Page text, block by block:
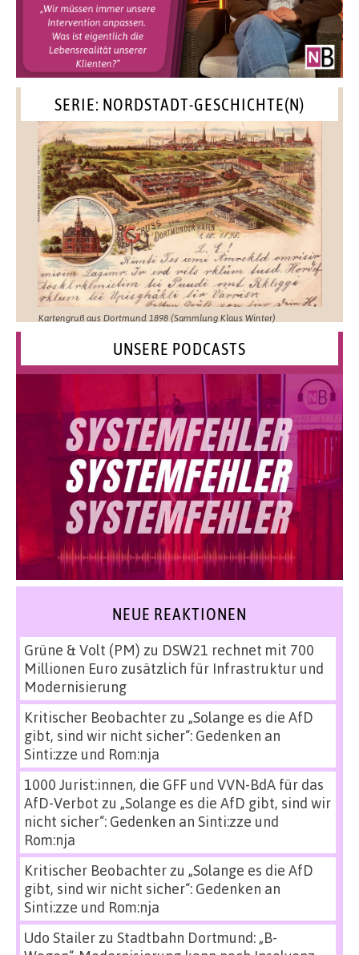
SERIE: NORDSTADT-GESCHICHTE(N)
Kartengruß aus Dortmund 1898 (Sammlung Klaus Winter)
UNSERE PODCASTS
NEUE REAKTIONEN
Grüne & Volt (PM) zu DSW21 rechnet mit 700
Millionen Euro zusätzlich für Infrastruktur und
Modernisierung
Kritischer Beobachterzu „Solange es die AfD
gibt, sind wir nicht sicher“: Gedenken an
Sinti:zze und Rom:nja
1000 Jurist:innen, die GFF und VVN-BdA für das
AfD-Verbot zu „Solange es die AfD gibt, sind wir
nicht sicher“: Gedenken an Sinti:zze und
Rom:nja
Kritischer Beobachterzu „Solange es die AfD
gibt, sind wir nicht sicher“: Gedenken an
Sinti:zze und Rom:nja
Udo Stailerzu Stadtbahn Dortmund: „B-